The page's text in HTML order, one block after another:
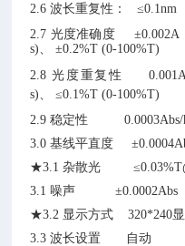
2.6 波长重复性： ≤0.1nm
2.7 光度准确度 ±0.002A
s)、 ±0.2%T (0-100%T)
2.8 光度重复性
s)、 ≤0.1%T (0-100%T)
2.9 稳定性
0.0003
3.0 基线平直度 ±0.0004
★3.1 杂散光≤
3.1 噪声
±0.0002Abs
★3.2 显示方式 320*240
3.3 波长设置
自动